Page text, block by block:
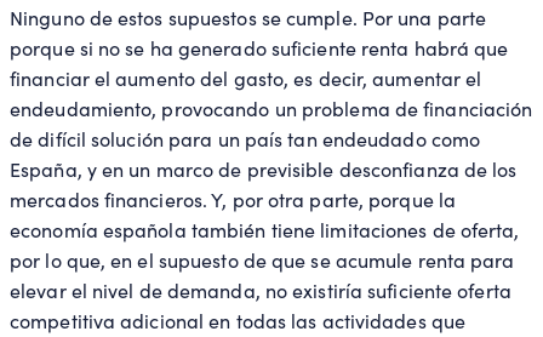
Ninguno de estos supuestos se cumple. Por una parte
porque si no se ha generado suficiente renta habrá que
financiar el aumento del gasto, es decir, aumentar el
endeudamiento, provocando un problema de financiación
de difícil solución para un país tan endeudado como
España, y en un marco de previsible desconfianza de los
mercados financieros. Y, por otra parte, porque la
economía española también tiene limitaciones de oferta,
por lo que, en el supuesto de que se acumule renta para
elevar el nivel de demanda, no existiría suficiente oferta
competitiva adicional en todas las actividades que